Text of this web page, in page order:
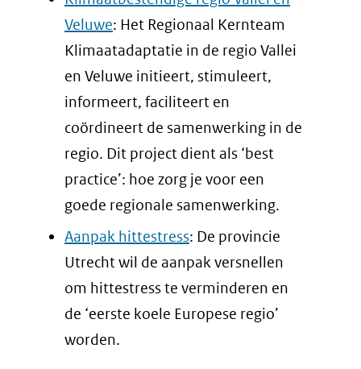
Veluwe: Het Regionaal Kernteam
Klimaatadaptatie in de regio Vallei
en Veluwe initieert, stimuleert,
informeert, faciliteert en
coördineert de samenwerking in de
regio. Dit project dient als ‘best
practice’: hoe zorg je voor een
goede regionale samenwerking.
Aanpak hittestress: De provincie
Utrecht wil de aanpak versnellen
om hittestress te verminderen en
de ‘eerste koele Europese regio’
worden.